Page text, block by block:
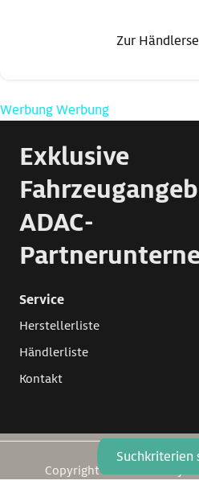
Suchkriterien
Zur
WerbungWerbung
Exklusive
ADAC-
Service
Herstellerliste
Händlerliste
Kontakt
Copyright 1999 - 2026 by